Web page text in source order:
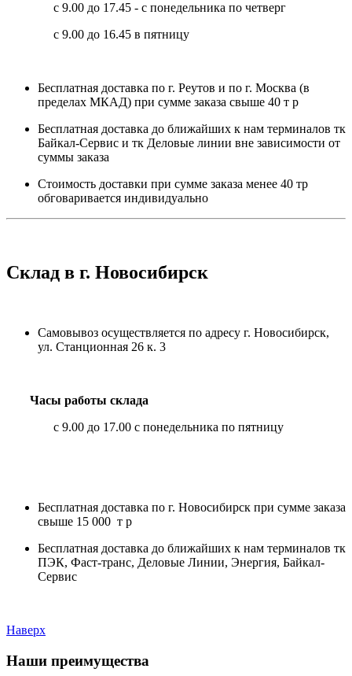
с 9.00 до 17.45 - с понедельника по четверг
с 9.00 до 16.45 в пятницу
Бесплатная доставка по г. Реутов и по г. Москва (в
пределах МКАД) при сумме заказа свыше 40 т р
Бесплатная доставка до ближайших к нам терминалов тк
Байкал-Сервис и тк Деловые линии вне зависимости от
суммы заказа
Стоимость доставки при сумме заказа менее 40 тр
обговаривается индивидуально
Склад в г. Новосибирск
Самовывоз осуществляется по адресу г. Новосибирск,
ул. Станционная 26 к. 3
Часы работы склада
с 9.00 до 17.00 с понедельника по пятницу
Бесплатная доставка по г. Новосибирск при сумме заказа
свыше 15 000 т р
Бесплатная доставка до ближайших к нам терминалов тк
ПЭК, Фаст-транс, Деловые Линии, Энергия, Байкал-
Сервис
Наверх
Наши преимущества